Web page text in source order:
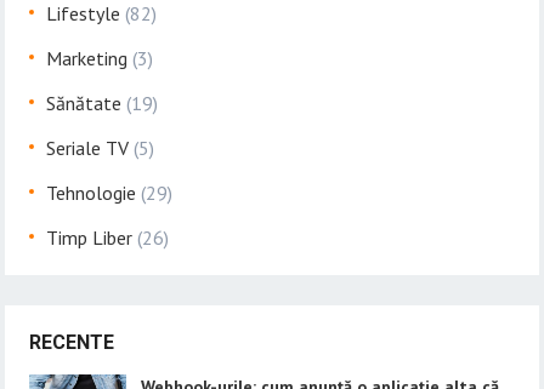
Lifestyle (82)
Marketing (3)
Sănătate (19)
Seriale TV (5)
Tehnologie (29)
Timp Liber (26)
RECENTE